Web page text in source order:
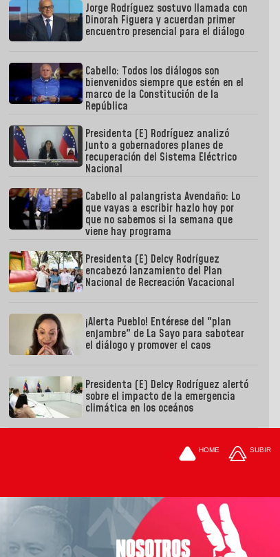
Jorge Rodríguez sostuvo llamada con
Dinorah Figuera y acuerdan primer
encuentro presencial para el diálogo
Cabello: Todos los diálogos son
bienvenidos siempre que estén en el
marco de la Constitución de la
República
Presidenta (E) Rodríguez analizó
junto a gobernadores planes de
recuperación del Sistema Eléctrico
Nacional
Cabello al palangrista Avendaño: Lo
que vayas a escribir hazlo hoy por
que no sabemos si la semana que
viene hay programa
Presidenta (E) Delcy Rodríguez
encabezó lanzamiento del Plan
Nacional de Recreación Vacacional
¡Alerta Pueblo! Entérese del "plan
enjambre" de La Sayo para sabotear
el diálogo y promover el caos
Presidenta (E) Delcy Rodríguez alertó
sobre el impacto de la emergencia
climática en los oceános
HOME SUBIR